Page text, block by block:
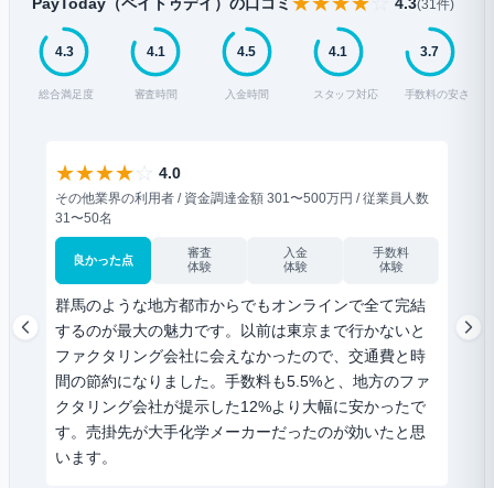
PayToday（ペイトゥデイ）の口コミ 4.3(31件)
4.3
総合満足度
4.1
審査時間
4.5
入金時間
4.1
スタッフ対応
3.7
手数料の安さ
★★★★☆ 4.0
その他業界の利用者 / 資金調達金額 301〜500万円 / 従業員人数
31〜50名
良かった点
審査
体験
入金
体験
手数料
体験
群馬のような地方都市からでもオンラインで全て完結
するのが最大の魅力です。以前は東京まで行かないと
ファクタリング会社に会えなかったので、交通費と時
間の節約になりました。手数料も5.5%と、地方のファ
クタリング会社が提示した12%より大幅に安かったで
す。売掛先が大手化学メーカーだったのが効いたと思
います。
も